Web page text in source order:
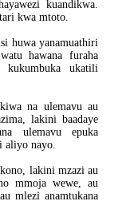
kuandikwa.
kwa mtoto.
huwa yanamuathiri
hawana furaha
ukatili
na ulemavu au
lakini baadaye
ulemavu epuka
aliyo nayo.
lakini mzazi au
mmoja wewe, au
mlezi anamtukana